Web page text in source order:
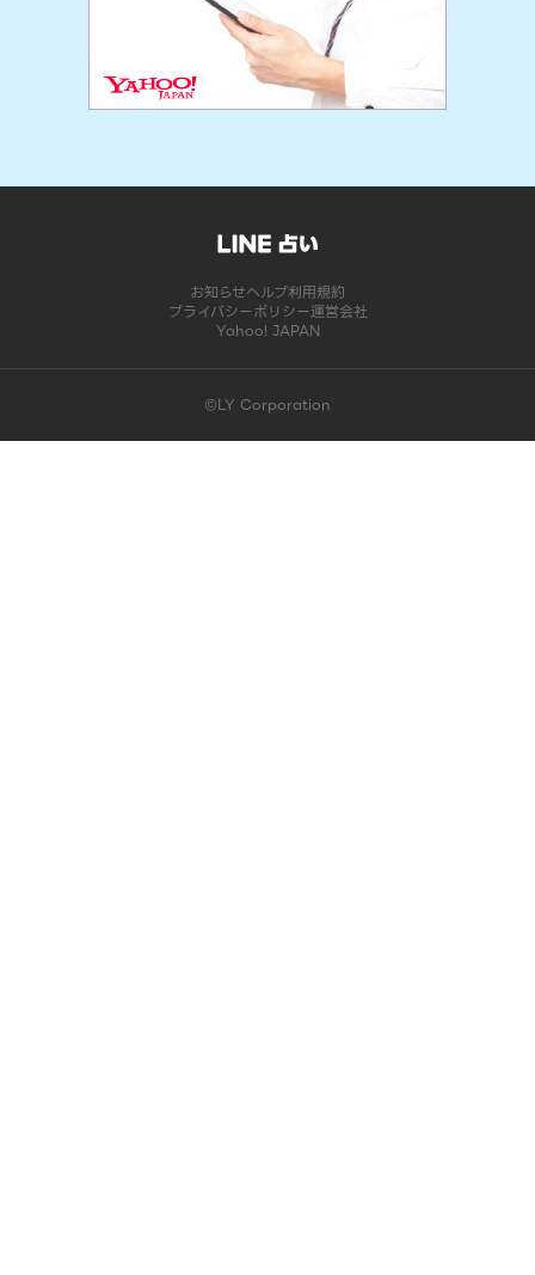
お知らせヘルプ利用規約
プライバシーポリシー運営会社
Yahoo! JAPAN
©LY Corporation
このコンテンツは掲載が終了しました | LINE占い